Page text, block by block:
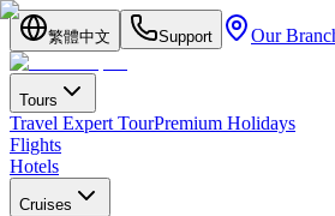
繁體中文 Support Our
Tours
Travel Expert TourPremium Holidays
Flights
Hotels
Cruises